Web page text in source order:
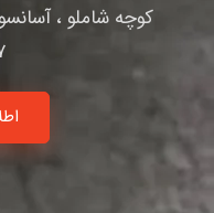
کوچه شاملو ،